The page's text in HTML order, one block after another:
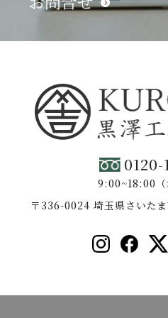
0120-
9:00~18:00（
〒336-0024 埼玉県さいた